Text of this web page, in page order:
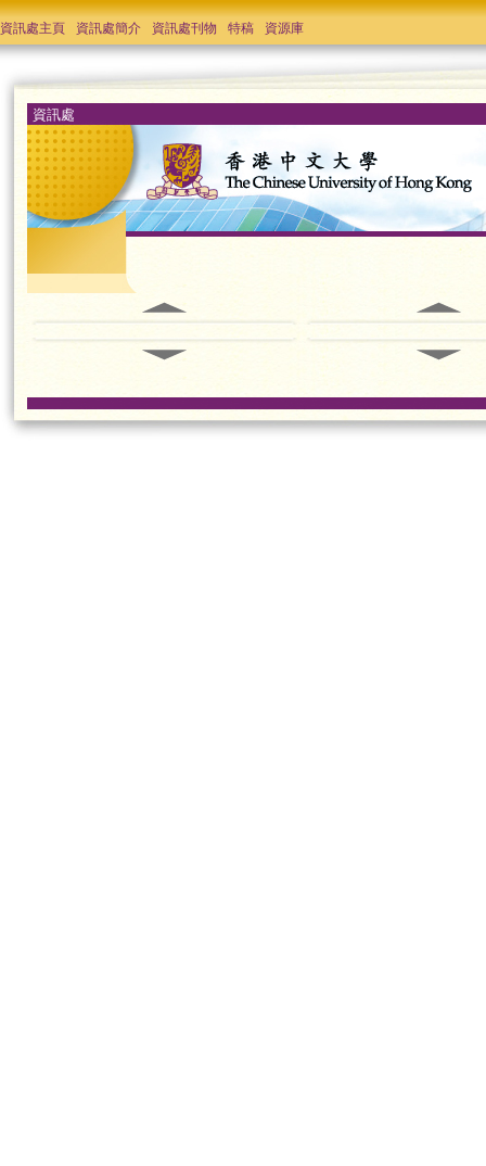
資訊處主頁 資訊處簡介 資訊處刊物 特稿 資源庫
資訊處